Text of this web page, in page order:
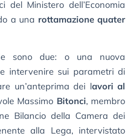
del Ministero dell’Economia
a una rottamazione quater
sono due: o una nuova
intervenire sui parametri di
un’anteprima dei lavori al
Massimo Bitonci, membro
Bilancio della Camera dei
alla Lega, intervistato